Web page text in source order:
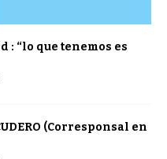
: “lo que tenemos es
(Corresponsal en